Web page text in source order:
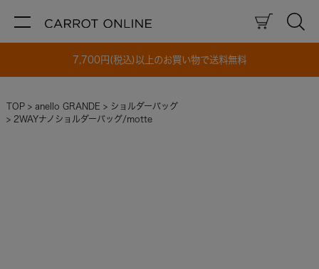
7,700円(税込)以上のお買い物で送料無料
TOP anello GRANDE
ショルダーバッグ
2WAYナノショルダーバッグ/motte